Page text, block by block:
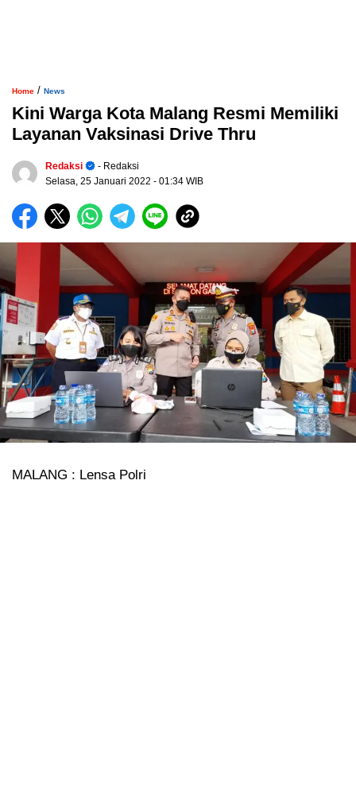
Home / News
Kini Warga Kota Malang Resmi Memiliki
Layanan Vaksinasi Drive Thru
Redaksi
- Redaksi
Selasa, 25 Januari 2022 - 01:34 WIB
MALANG : Lensa Polri